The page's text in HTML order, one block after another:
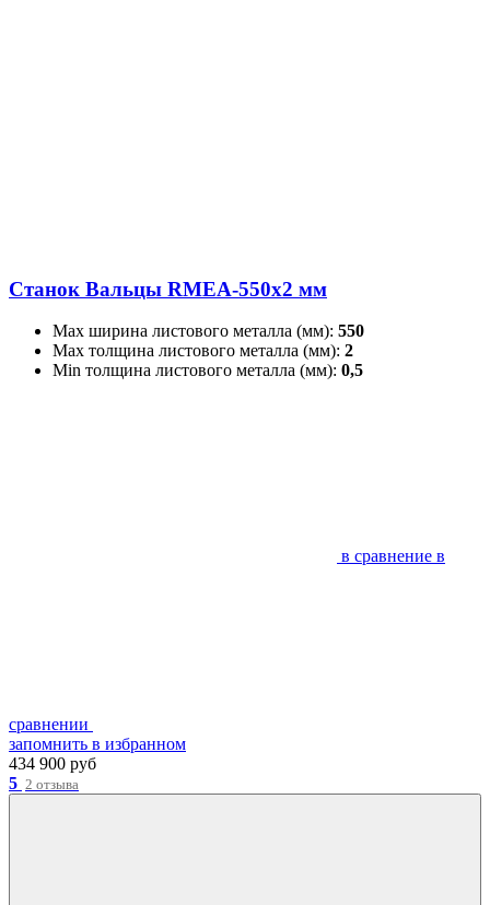
Станок Вальцы RMEA-550x2 мм
Max ширина листового металла (мм): 550
Max толщина листового металла (мм): 2
Min толщина листового металла (мм): 0,5
в сравнение в
сравнении
запомнить в избранном
434 900 руб
5 2 отзыва